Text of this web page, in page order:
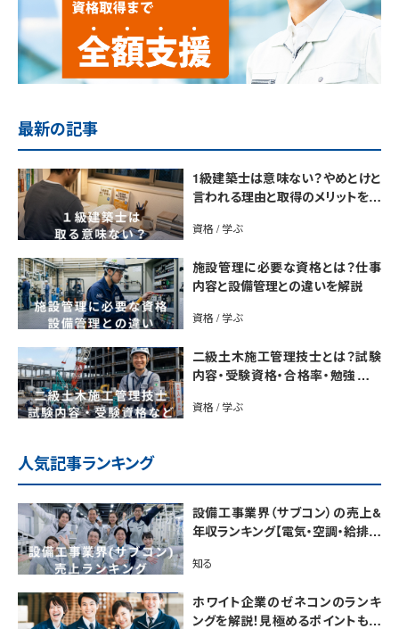
最新の記事
1級建築士は意味ない？やめとけと
言われる理由と取得のメリットを解
資格 / 学ぶ
施設管理に必要な資格とは？仕事
内容と設備管理との違いを解説
資格 / 学ぶ
二級土木施工管理技士とは？試験
内容・受験資格・合格率・勉強法を
資格 / 学ぶ
人気記事ランキング
設備工事業界（サブコン）の売上&
年収ランキング【電気・空調・給排水
市場規模も解説
知る
ホワイト企業のゼネコンのランキ
ングを解説！見極めるポイントも紹